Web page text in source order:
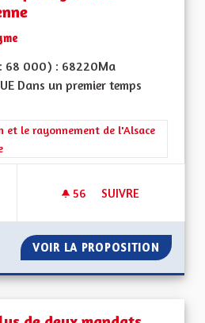
68 000) : 68220Ma
Dans un premier temps
catégorie : La Culture, l'Education et
et le rayonnement de l'Alsace
56 56 ABONNÉS
SUIVRE
VOIR LA PROPOSITION UNE